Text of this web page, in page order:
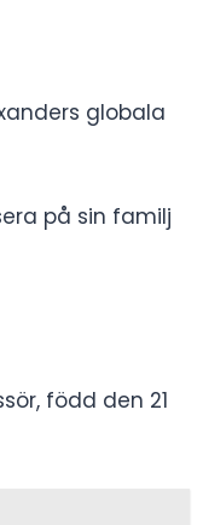
globala
på sin familj
​​född den 21